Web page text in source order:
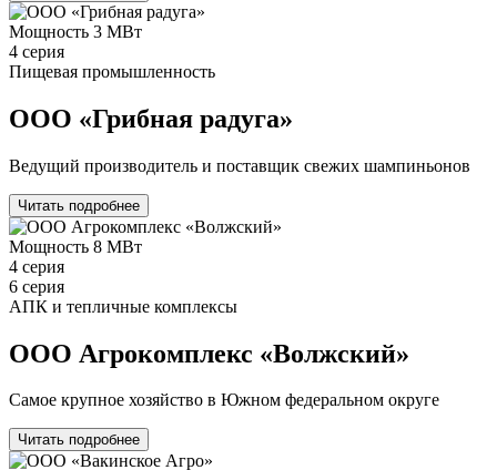
Мощность 3 МВт
4 серия
Пищевая промышленность
ООО «Грибная радуга»
Ведущий производитель и поставщик свежих шампиньонов
Читать подробнее
Мощность 8 МВт
4 серия
6 серия
АПК и тепличные комплексы
ООО Агрокомплекс «Волжский»
Самое крупное хозяйство в Южном федеральном округе
Читать подробнее